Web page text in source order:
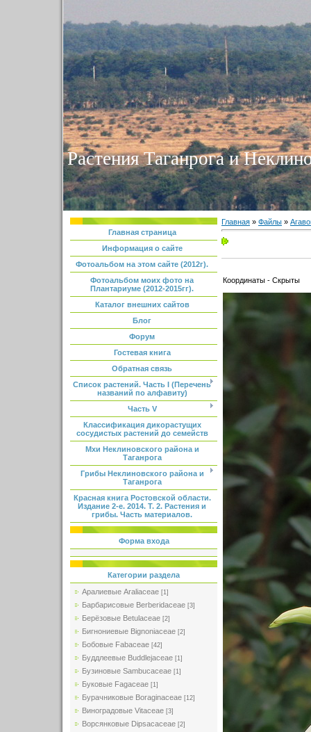
Растения Таганрога и
Главная страница
Информация о сайте
Фотоальбом на этом сайте (2012г).
Фотоальбом моих фото на
Плантариуме (2012-2015гг).
Каталог внешних сайтов
Блог
Форум
Гостевая книга
Обратная связь
Список растений. Часть I (Перечень
названий по алфавиту)
Часть V
Классификация дикорастущих
сосудистых растений до семейств
Мхи Неклиновского района и
Таганрога
Грибы Неклиновского района и
Таганрога
Красная книга Ростовской области.
Издание 2-е. 2014. Т. 2. Растения и
грибы. Часть материалов.
Форма входа
Категории раздела
Аралиевые Araliaceae [1]
Барбарисовые Berberidaceae [3]
Берёзовые Betulaceae [2]
Бигнониевые Bignoniaceae [2]
Бобовые Fabaceae [42]
Буддлеевые Buddlejaceae [1]
Бузиновые Sambucaceae [1]
Буковые Fagaceae [1]
Бурачниковые Boraginaceae [12]
Виноградовые Vitaceae [3]
Ворсянковые Dipsacaceae [2]
Главная » Файлы »
Координаты - Скрыты